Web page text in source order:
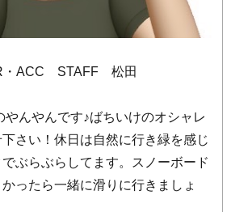
・ACC STAFF 松田
んやんです♪ばちいけのオシャレ
さい！休日は自然に行き緑を感じ
ぶらぶらしてます。スノーボード
ったら一緒に滑りに行きましょ